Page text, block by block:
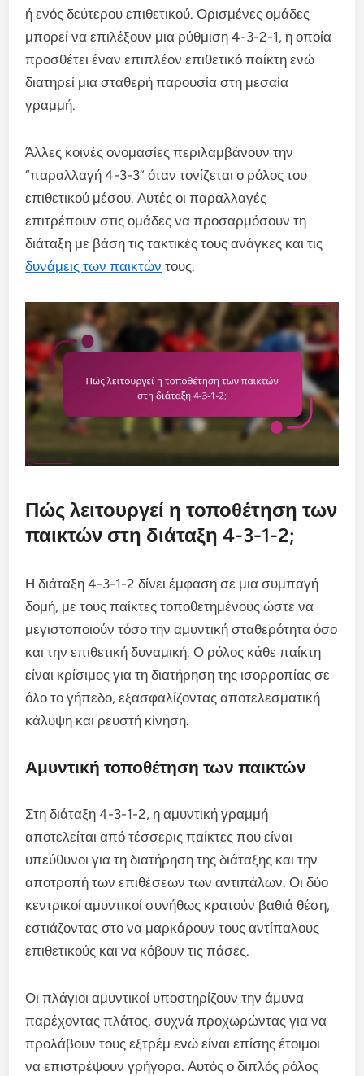
ή ενός δεύτερου επιθετικού. Ορισμένες ομάδες
μπορεί να επιλέξουν μια ρύθμιση 4-3-2-1, η οποία
προσθέτει έναν επιπλέον επιθετικό παίκτη ενώ
διατηρεί μια σταθερή παρουσία στη μεσαία
γραμμή.
Άλλες κοινές ονομασίες περιλαμβάνουν την
“παραλλαγή 4-3-3” όταν τονίζεται ο ρόλος του
επιθετικού μέσου. Αυτές οι παραλλαγές
επιτρέπουν στις ομάδες να προσαρμόσουν τη
διάταξη με βάση τις τακτικές τους ανάγκες και τις
δυνάμεις των παικτών τους.
Πώς λειτουργεί η τοποθέτηση των
παικτών στη διάταξη 4-3-1-2;
Η διάταξη 4-3-1-2 δίνει έμφαση σε μια συμπαγή
δομή, με τους παίκτες τοποθετημένους ώστε να
μεγιστοποιούν τόσο την αμυντική σταθερότητα όσο
και την επιθετική δυναμική. Ο ρόλος κάθε παίκτη
είναι κρίσιμος για τη διατήρηση της ισορροπίας σε
όλο το γήπεδο, εξασφαλίζοντας αποτελεσματική
κάλυψη και ρευστή κίνηση.
Αμυντική τοποθέτηση των παικτών
Στη διάταξη 4-3-1-2, η αμυντική γραμμή
αποτελείται από τέσσερις παίκτες που είναι
υπεύθυνοι για τη διατήρηση της διάταξης και την
αποτροπή των επιθέσεων των αντιπάλων. Οι δύο
κεντρικοί αμυντικοί συνήθως κρατούν βαθιά θέση,
εστιάζοντας στο να μαρκάρουν τους αντίπαλους
επιθετικούς και να κόβουν τις πάσες.
Οι πλάγιοι αμυντικοί υποστηρίζουν την άμυνα
παρέχοντας πλάτος, συχνά προχωρώντας για να
προλάβουν τους εξτρέμ ενώ είναι επίσης έτοιμοι
να επιστρέψουν γρήγορα. Αυτός ο διπλός ρόλος